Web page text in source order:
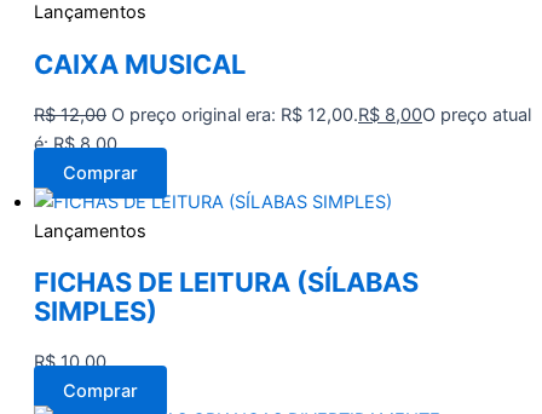
Lançamentos
CAIXA MUSICAL
R$12,00 O preço original era: R$ 12,00.R$ 8,00O preço atual
é: R$ 8,00.
Comprar
Lançamentos
FICHAS DE LEITURA (SÍLABAS
SIMPLES)
R$10,00
Comprar